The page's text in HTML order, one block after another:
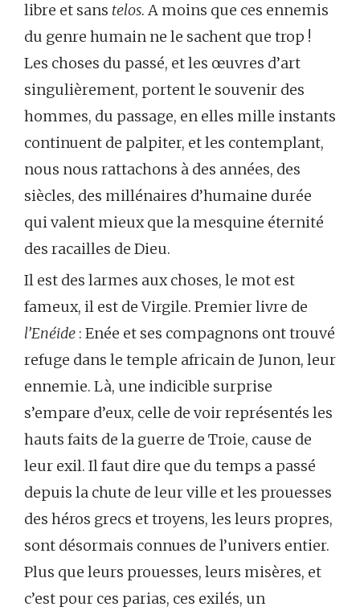
libre et sans telos. A moins que ces ennemis
du genre humain ne le sachent que trop !
Les choses du passé, et les œuvres d’art
singulièrement, portent le souvenir des
hommes, du passage, en elles mille instants
continuent de palpiter, et les contemplant,
nous nous rattachons à des années, des
siècles, des millénaires d’humaine durée
qui valent mieux que la mesquine éternité
des racailles de Dieu.
Il est des larmes aux choses, le mot est
fameux, il est de Virgile. Premier livre de
l’Enéide : Enée et ses compagnons ont trouvé
refuge dans le temple africain de Junon, leur
ennemie. Là, une indicible surprise
s’empare d’eux, celle de voir représentés les
hauts faits de la guerre de Troie, cause de
leur exil. Il faut dire que du temps a passé
depuis la chute de leur ville et les prouesses
des héros grecs et troyens, les leurs propres,
sont désormais connues de l’univers entier.
Plus que leurs prouesses, leurs misères, et
c’est pour ces parias, ces exilés, un